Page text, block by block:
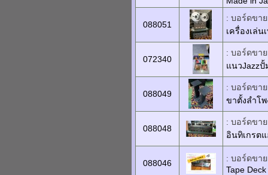
088051
: บอร์ดขาย
เครื่องเล่น
072340
: บอร์ดขา
แนวJazz
088049
: บอร์ดขาย
ขาตั้งลำโพ
088048
: บอร์ดขาย
อินทิเกรต
088046
: บอร์ดขาย
Tape